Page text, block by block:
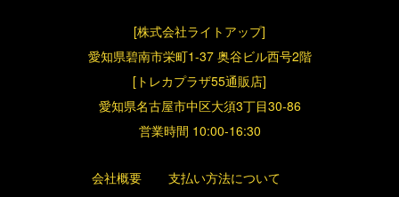
[株式会社ライトアップ]
愛知県碧南市栄町1-37 奥谷ビル西号2階
[トレカプラザ55通販店]
愛知県名古屋市中区大須3丁目30-86
営業時間 10:00-16:30
会社概要
支払い方法について